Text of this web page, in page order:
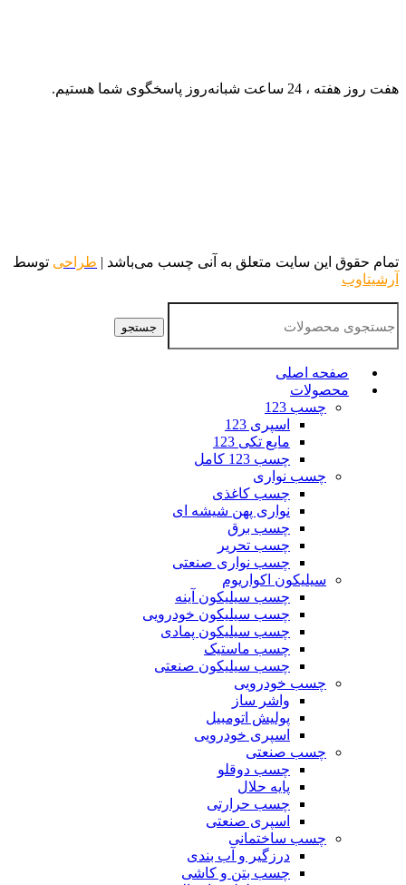
هفت روز هفته ، 24 ساعت شبانه‌روز پاسخگوی شما هستیم.
تمام حقوق این سایت متعلق به آنی چسب می‌باشد | طراحی توسط
آرشیتاوب
جستجو
صفحه اصلی
محصولات
چسب 123
اسپری 123
مایع تکی 123
چسب 123 کامل
چسب نواری
چسب کاغذی
نواری پهن شیشه ای
چسب برق
چسب تحریر
چسب نواری صنعتی
سیلیکون اکواریوم
چسب سیلیکون آینه
چسب سیلیکون خودرویی
چسب سیلیکون پمادی
چسب ماستیک
چسب سیلیکون صنعتی
چسب خودرویی
واشر ساز
پولیش اتومبیل
اسپری خودرویی
چسب صنعتی
چسب دوقلو
پایه حلال
چسب حرارتی
اسپری صنعتی
چسب ساختمانی
درزگیر و آب بندی
چسب بتن و کاشی